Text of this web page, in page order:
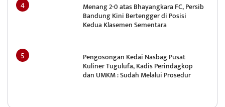
Menang 2-0 atas Bhayangkara FC, Persib
Bandung Kini Bertengger di Posisi
Kedua Klasemen Sementara
Pengosongan Kedai Nasbag Pusat
Kuliner Tugulufa, Kadis Perindagkop
dan UMKM : Sudah Melalui Prosedur